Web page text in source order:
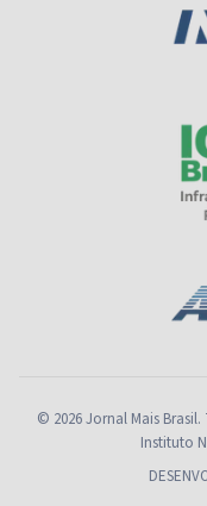
© 2026 Jornal Mais
Instituto